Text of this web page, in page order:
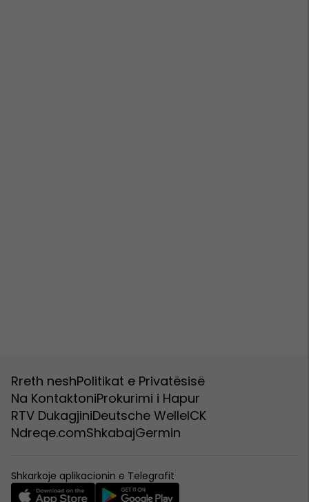
Rreth neshPolitikat e Privatësisë
Na KontaktoniProkurimi i Hapur
RTV DukagjiniDeutsche WelleICK
Ndreqe.comShkabajGermin
Shkarkoje aplikacionin e Telegrafit